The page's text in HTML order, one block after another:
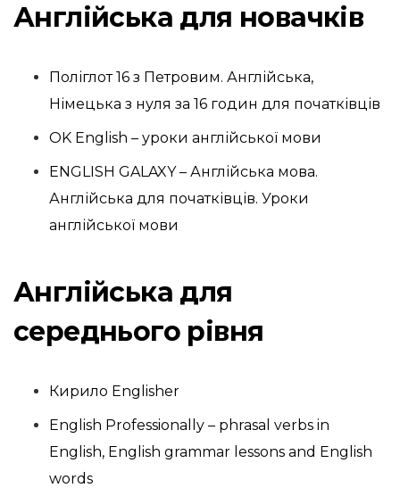
Англійська для новачків
Поліглот16 з Петровим. Англійська,
Німецька з нуля за 16 годин для початківців
OK English – уроки англійської мови
ENGLISH GALAXY – Англійська мова.
Англійська для початківців. Уроки
англійської мови
Англійська для
середнього рівня
Кирило Englisher
English Professionally – phrasal verbs in
English, English grammar lessons and English
words